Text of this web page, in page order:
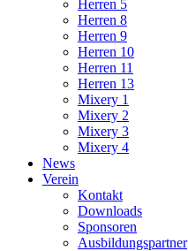
Herren 5
Herren 8
Herren 9
Herren 10
Herren 11
Herren 13
Mixery 1
Mixery 2
Mixery 3
Mixery 4
News
Verein
Kontakt
Downloads
Sponsoren
Ausbildungspartner